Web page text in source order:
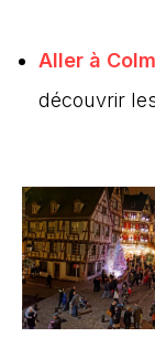
Aller à
découvrir